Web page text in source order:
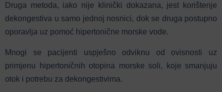
Druga metoda, iako nije klinički dokazana, jest korištenje
dekongestiva u samo jednoj nosnici, dok se druga postupno
oporavlja uz pomoć hipertonične morske vode.
Mnogi se pacijenti uspješno odviknu od ovisnosti uz
primjenu hipertoničnih otopina morske soli, koje smanjuju
otok i potrebu za dekongestivima.